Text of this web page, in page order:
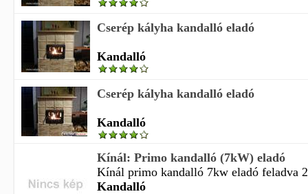
Cserép kályha kandalló eladó
Kandalló
Cserép kályha kandalló eladó
Kandalló
Kínál: Primo kandalló (7kW) eladó
Kínál primo kandalló 7kw eladó feladva
Kandalló